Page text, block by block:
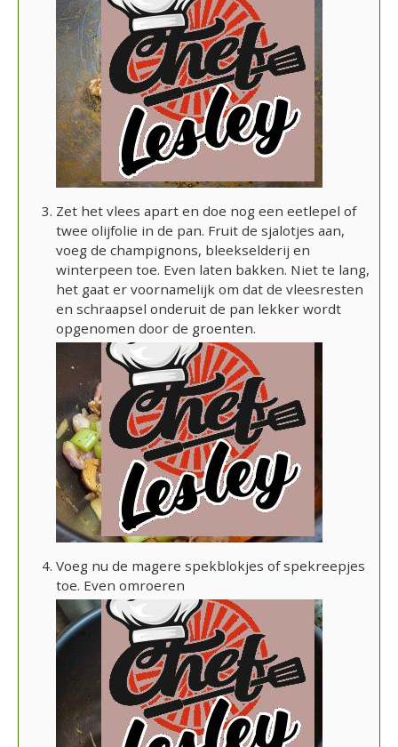
Zet het vlees apart en doe nog een eetlepel of
twee olijfolie in de pan. Fruit de sjalotjes aan,
voeg de champignons, bleekselderij en
winterpeen toe. Even laten bakken. Niet te lang,
het gaat er voornamelijk om dat de vleesresten
en schraapsel onderuit de pan lekker wordt
opgenomen door de groenten.
Voeg nu de magere spekblokjes of spekreepjes
toe. Even omroeren